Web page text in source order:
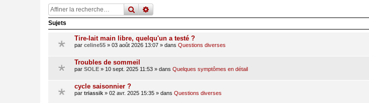
rechercher
recherche
Sujets
Tire-lait main libre, quelqu'un a testé ?
par celine55 » 03 août 2026 13:07 » dans Questions diverses
Troubles de sommeil
par SOLE » 10 sept. 2025 11:53 » dans Quelques symptômes en détail
cycle saisonnier ?
par triassik » 02 avr. 2025 15:35 » dans Questions diverses